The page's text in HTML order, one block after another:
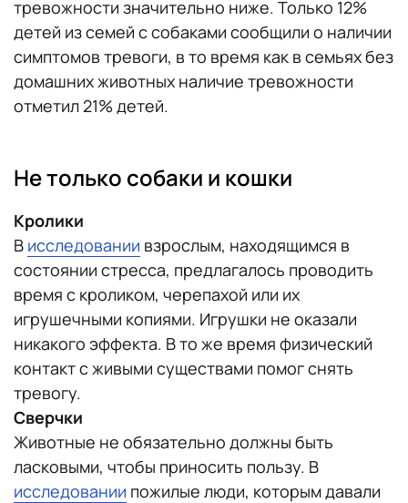
тревожности значительно ниже. Только 12%
детей из семей с собаками сообщили о наличии
симптомов тревоги, в то время как в семьях без
домашних животных наличие тревожности
отметил 21% детей.
Не только собаки и кошки
Кролики
В исследовании взрослым, находящимся в
состоянии стресса, предлагалось проводить
время с кроликом, черепахой или их
игрушечными копиями. Игрушки не оказали
никакого эффекта. В то же время физический
контакт с живыми существами помог снять
тревогу.
Сверчки
Животные не обязательно должны быть
ласковыми, чтобы приносить пользу. В
исследовании пожилые люди, которым давали